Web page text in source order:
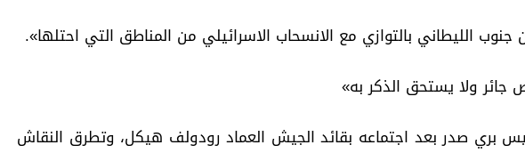
جائر ولا يستحق الذكر به»
بري صدر بعد اجتماعه بقائد الجيش العماد رودولف هيكل، وتطرق النقاش